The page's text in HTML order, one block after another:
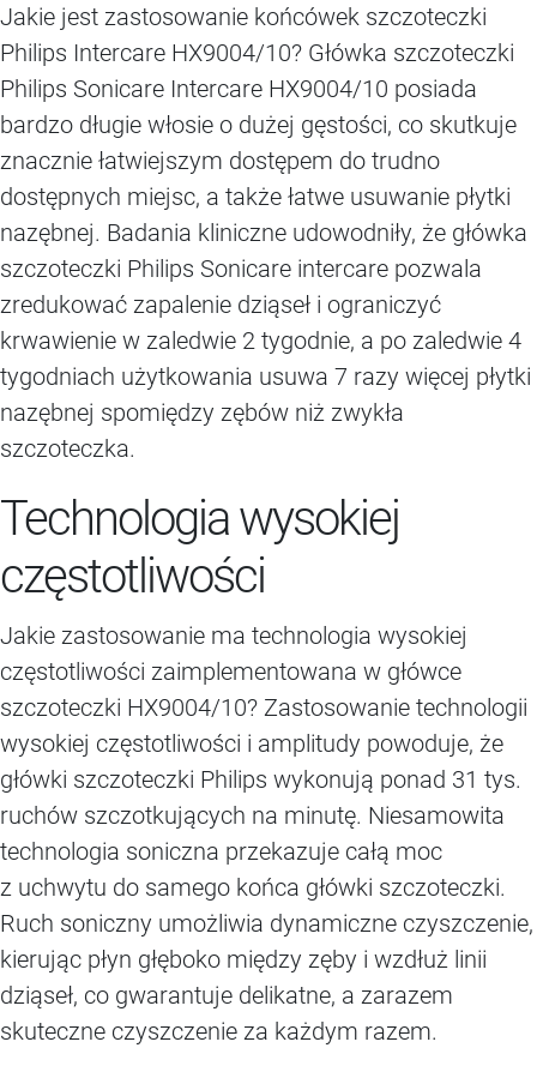
Jakie jest zastosowanie końcówek szczoteczki
Philips Intercare HX9004/10? Główka szczoteczki
Philips Sonicare Intercare HX9004/10 posiada
bardzo długie włosie o dużej gęstości, co skutkuje
znacznie łatwiejszym dostępem do trudno
dostępnych miejsc, a także łatwe usuwanie płytki
nazębnej. Badania kliniczne udowodniły, że główka
szczoteczki Philips Sonicare intercare pozwala
zredukować zapalenie dziąseł i ograniczyć
krwawienie w zaledwie 2 tygodnie, a po zaledwie 4
tygodniach użytkowania usuwa 7 razy więcej płytki
nazębnej spomiędzy zębów niż zwykła
szczoteczka.
Technologia wysokiej
częstotliwości
Jakie zastosowanie ma technologia wysokiej
częstotliwości zaimplementowana w główce
szczoteczki HX9004/10? Zastosowanie technologii
wysokiej częstotliwości i amplitudy powoduje, że
główki szczoteczki Philips wykonują ponad 31 tys.
ruchów szczotkujących na minutę. Niesamowita
technologia soniczna przekazuje całą moc
z uchwytu do samego końca główki szczoteczki.
Ruch soniczny umożliwia dynamiczne czyszczenie,
kierując płyn głęboko między zęby i wzdłuż linii
dziąseł, co gwarantuje delikatne, a zarazem
skuteczne czyszczenie za każdym razem.